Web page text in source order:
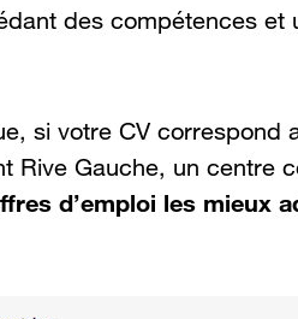
des compétences et
si votre CV correspond
Rive Gauche, un centre
d’emploi les mieux